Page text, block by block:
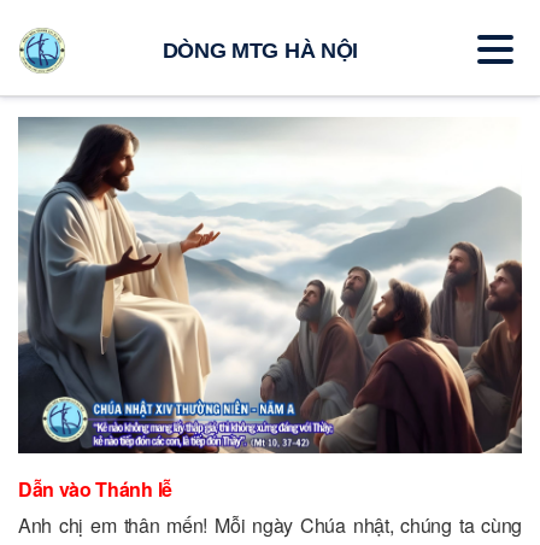
Dẫn vào Thánh lễ
Anh chị em thân mến! Mỗi ngày Chúa nhật, chúng ta cùng
DÒNG MTG HÀ NỘI